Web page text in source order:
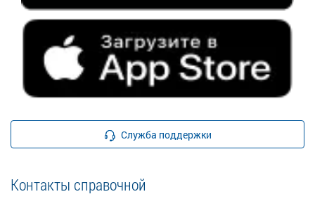
Служба поддержки
Контакты справочной